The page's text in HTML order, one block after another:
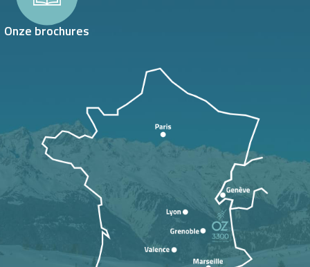
Onze brochures